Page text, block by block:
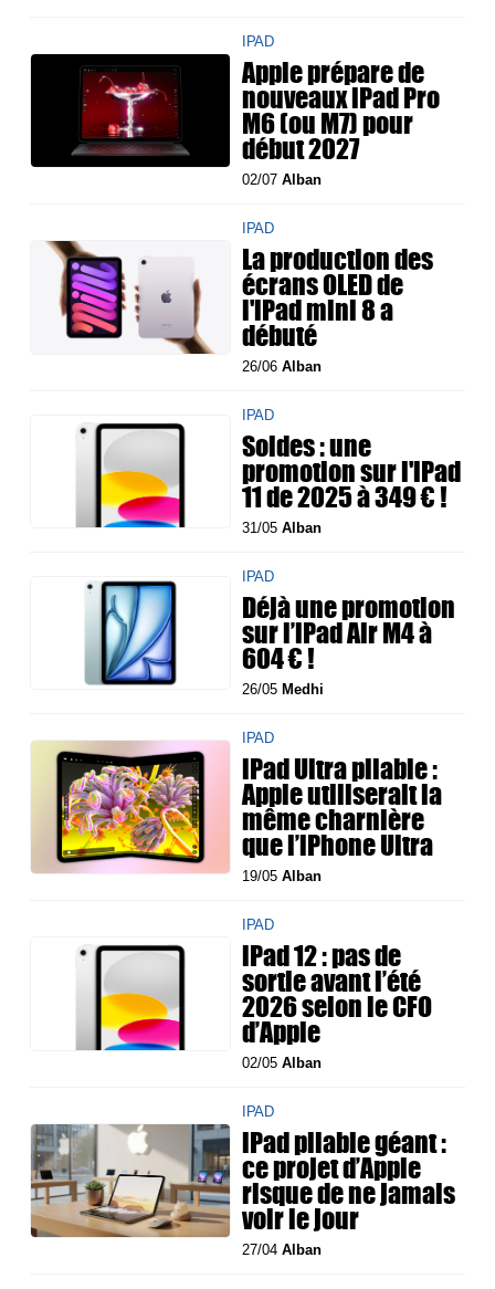
IPAD
Apple prépare de
nouveaux iPad Pro
M6 (ou M7) pour
début 2027
02/07Alban
IPAD
La production des
écrans OLED de
l'iPad mini 8 a
débuté
26/06Alban
IPAD
Soldes : une
promotion sur l'iPad
11 de 2025 à 349 € !
31/05Alban
IPAD
Déjà une promotion
sur l’iPad Air M4 à
604 € !
26/05 Medhi
IPAD
iPad Ultra pliable :
Apple utiliserait la
même charnière
que l’iPhone Ultra
19/05Alban
IPAD
iPad 12 : pas de
sortie avant l’été
2026 selon le CFO
d’Apple
02/05Alban
IPAD
iPad pliable géant :
ce projet d’Apple
risque de ne jamais
voir le jour
27/04Alban